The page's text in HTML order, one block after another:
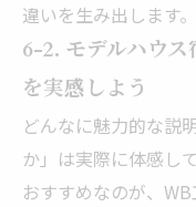
違いを生み出します。
6-2. モデルハウ
を実感しよう
どんなに魅力的な説
か」は実際に体感し
おすすめなのが、